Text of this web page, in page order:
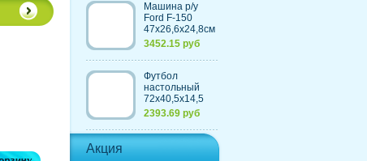
Машина р/у
Ford F-150
47х26,6х24,8см
с
аккумулятором,
4 цвета
3452.15 руб
Футбол
настольный
72х40,5х14,5
см, из
пластмассы+элементы
из металла
2393.69 руб
Акция